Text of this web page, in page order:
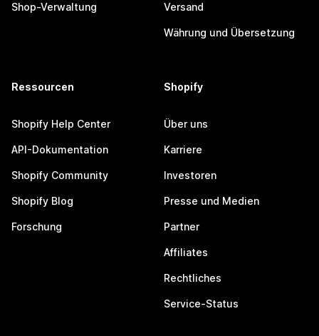
Shop-Verwaltung Versand
Währung und Übersetzung
Ressourcen
Shopify Help Center
API-Dokumentation
Shopify Community
Shopify Blog
Forschung
Shopify
Über uns
Karriere
Investoren
Presse und Medien
Partner
Affiliates
Rechtliches
Service-Status